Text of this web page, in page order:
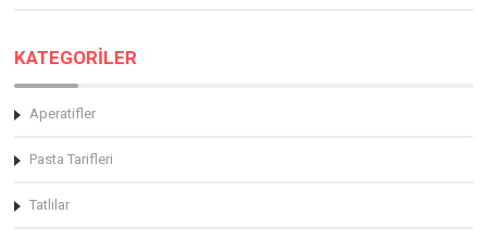
KATEGORİLER
Aperatifler
Pasta Tarifleri
Tatlılar